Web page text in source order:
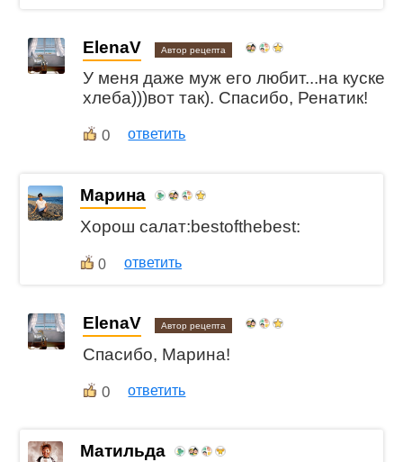
ElenaV Автор рецепта
У меня даже муж его любит...на куске
хлеба)))вот так). Спасибо, Ренатик!
0 ответить
Марина
Хорош салат:bestofthebest:
0 ответить
ElenaV Автор рецепта
Спасибо, Марина!
0 ответить
Матильда